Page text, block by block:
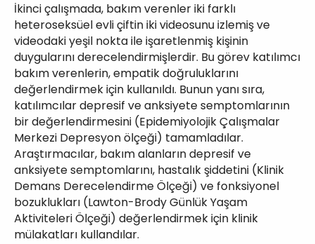
İkinci çalışmada, bakım verenler iki farklı
heteroseksüel evli çiftin iki videosunu izlemiş ve
videodaki yeşil nokta ile işaretlenmiş kişinin
duygularını derecelendirmişlerdir. Bu görev katılımcı
bakım verenlerin, empatik doğruluklarını
değerlendirmek için kullanıldı. Bunun yanı sıra,
katılımcılar depresif ve anksiyete semptomlarının
bir değerlendirmesini (Epidemiyolojik Çalışmalar
Merkezi Depresyon ölçeği) tamamladılar.
Araştırmacılar, bakım alanların depresif ve
anksiyete semptomlarını, hastalık şiddetini (Klinik
Demans Derecelendirme Ölçeği) ve fonksiyonel
bozuklukları (Lawton-Brody Günlük Yaşam
Aktiviteleri Ölçeği) değerlendirmek için klinik
mülakatları kullandılar.